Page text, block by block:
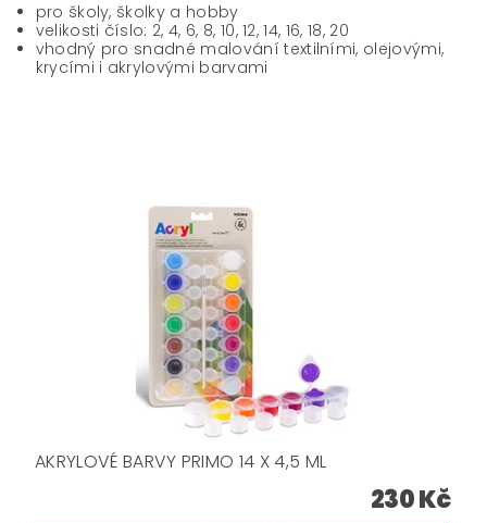
pro školy, školky a hobby
velikosti číslo: 2, 4, 6, 8, 10, 12, 14, 16, 18, 20
vhodný pro snadné malování textilními, olejovými,
krycími i akrylovými barvami
AKRYLOVÉ BARVY PRIMO 14 X 4,5 ML
230 Kč